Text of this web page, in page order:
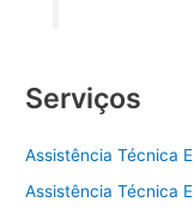
Serviços
Assistência Técnica
Assistência Técnica